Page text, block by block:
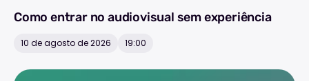
Como entrar no audiovisual sem experiência
10 de agosto de 2026 19:00